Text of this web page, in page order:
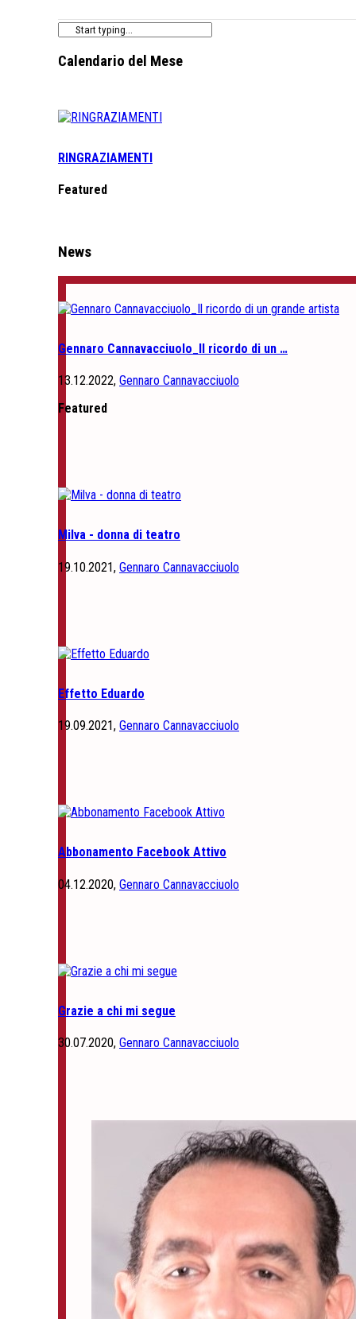
Calendario del Mese
RINGRAZIAMENTI
Featured
News
Gennaro Cannavacciuolo_Il ricordo di un …
13.12.2022, Gennaro Cannavacciuolo
Featured
Milva - donna di teatro
19.10.2021, Gennaro Cannavacciuolo
Effetto Eduardo
19.09.2021, Gennaro Cannavacciuolo
Abbonamento Facebook Attivo
04.12.2020, Gennaro Cannavacciuolo
Grazie a chi mi segue
30.07.2020, Gennaro Cannavacciuolo